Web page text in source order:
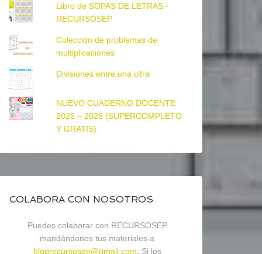
Libro de SOPAS DE LETRAS -
RECURSOSEP
Colección de problemas de
multiplicaciones
Divisiones entre una cifra
NUEVO CUADERNO DOCENTE
2025 – 2026 (SUPERCOMPLETO
Y GRATIS)
COLABORA CON NOSOTROS
Puedes colaborar con RECURSOSEP
mandándonos tus materiales a
blogrecursosep@gmail.com . Si los